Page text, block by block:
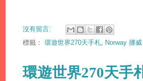
沒有留言:
標籤： 環遊世界270天手札, Norway 挪威
環遊世界270天手